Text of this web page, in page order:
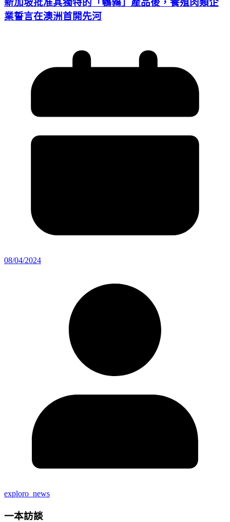
新加坡批准其獨特的「鵪鶉」產品後，養殖肉類企
業誓言在澳洲首開先河
08/04/2024
exploro_news
一本訪談